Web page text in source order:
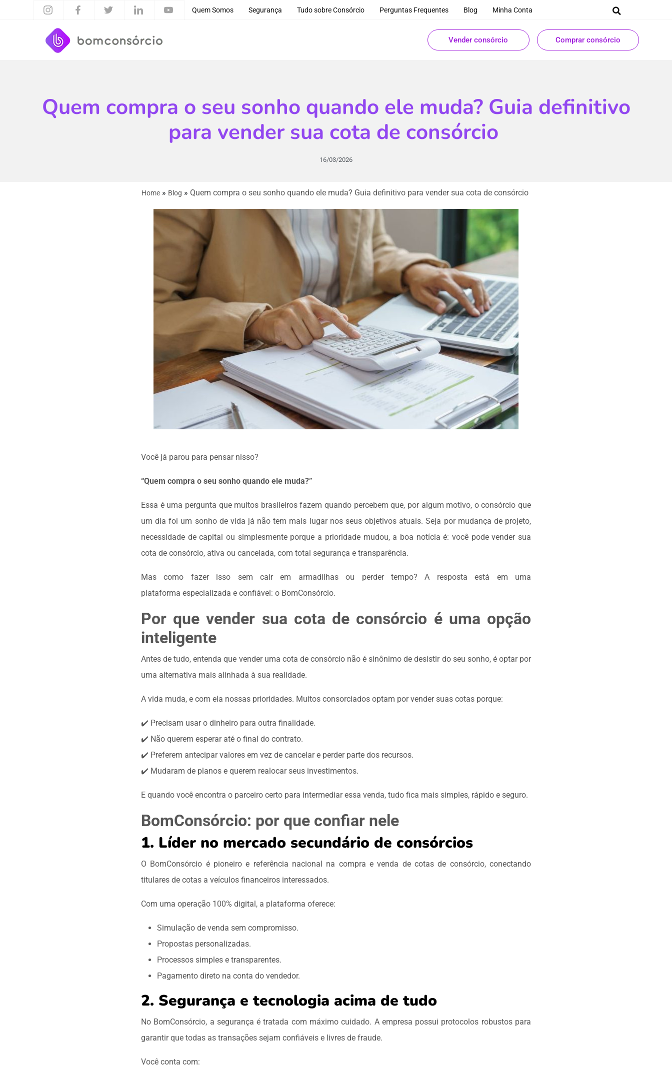
Quem Somos Segurança Tudo sobre Consórcio Perguntas Frequentes Blog Minha Conta
Vender consórcio Comprar consórcio
Quem compra o seu sonho quando ele muda? Guia definitivo
para vender sua cota de consórcio
16/03/2026
Home » Blog » Quem compra o seu sonho quando ele muda? Guia definitivo para vender sua cota de consórcio
Você já parou para pensar nisso?
“Quem compra o seu sonho quando ele muda?”
Essa é uma pergunta que muitos brasileiros fazem quando percebem que, por algum motivo, o consórcio que
um dia foi um sonho de vida já não tem mais lugar nos seus objetivos atuais. Seja por mudança de projeto,
necessidade de capital ou simplesmente porque a prioridade mudou, a boa notícia é: você pode vender sua
cota de consórcio, ativa ou cancelada, com total segurança e transparência.
Mas como fazer isso sem cair em armadilhas ou perder tempo? A resposta está em uma
plataforma especializada e confiável: o BomConsórcio.
Por que vender sua cota de consórcio é uma opção
inteligente
Antes de tudo, entenda que vender uma cota de consórcio não é sinônimo de desistir do seu sonho, é optar por
uma alternativa mais alinhada à sua realidade.
A vida muda, e com ela nossas prioridades. Muitos consorciados optam por vender suas cotas porque:
✔️ Precisam usar o dinheiro para outra finalidade.
✔️ Não querem esperar até o final do contrato.
✔️ Preferem antecipar valores em vez de cancelar e perder parte dos recursos.
✔️ Mudaram de planos e querem realocar seus investimentos.
E quando você encontra o parceiro certo para intermediar essa venda, tudo fica mais simples, rápido e seguro.
BomConsórcio: por que confiar nele
1. Líder no mercado secundário de consórcios
O BomConsórcio é pioneiro e referência nacional na compra e venda de cotas de consórcio, conectando
titulares de cotas a veículos financeiros interessados.
Com uma operação 100% digital, a plataforma oferece:
Simulação de venda sem compromisso.
Propostas personalizadas.
Processos simples e transparentes.
Pagamento direto na conta do vendedor.
2. Segurança e tecnologia acima de tudo
No BomConsórcio, a segurança é tratada com máximo cuidado. A empresa possui protocolos robustos para
garantir que todas as transações sejam confiáveis e livres de fraude.
Você conta com: